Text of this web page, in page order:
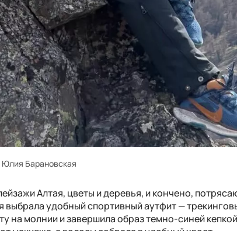
Юлия Барановская
Алтая, цветы и деревья, и кончено,
удобный спортивный аутфит —
на молнии и завершила образ темно-синей